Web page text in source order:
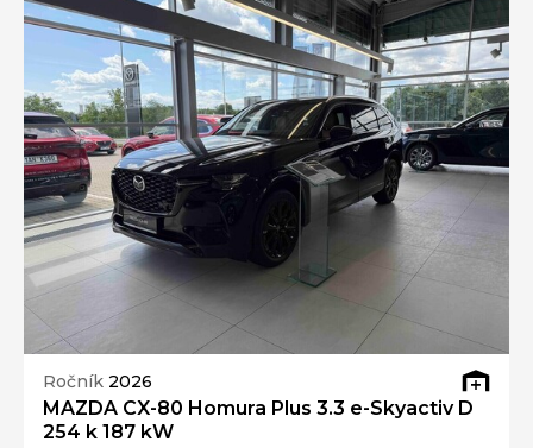
Ročník 2026
MAZDA CX-80 Homura Plus 3.3 e-Skyactiv D
254 k 187 kW